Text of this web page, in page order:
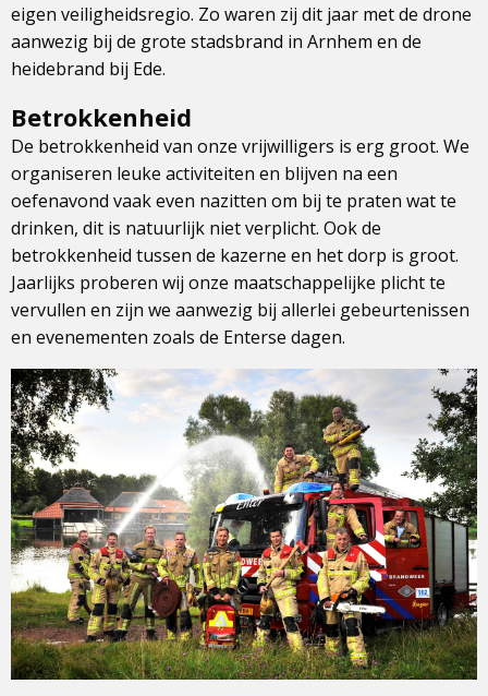
eigen veiligheidsregio. Zo waren zij dit jaar met de drone
aanwezig bij de grote stadsbrand in Arnhem en de
heidebrand bij Ede.
Betrokkenheid
De betrokkenheid van onze vrijwilligers is erg groot. We
organiseren leuke activiteiten en blijven na een
oefenavond vaak even nazitten om bij te praten wat te
drinken, dit is natuurlijk niet verplicht. Ook de
betrokkenheid tussen de kazerne en het dorp is groot.
Jaarlijks proberen wij onze maatschappelijke plicht te
vervullen en zijn we aanwezig bij allerlei gebeurtenissen
en evenementen zoals de Enterse dagen.